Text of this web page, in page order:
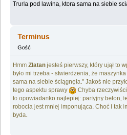
Trurla pod lawina, ktora sama na siebie
Terminus
Gość
HmmZlatan jesteś pierwszy, który ujął to
było mi trzeba - stwierdzenia, że
sama na siebie ściągnęła." Jakoś nie
tego aspektu sprawy
Chyba
to opowiadanko najlepiej: partyjny beton,
robocia jest mniej imponująca. Choć i tak
byda.